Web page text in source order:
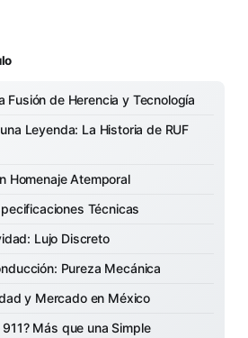
Fusión de Herencia y Tecnología
Leyenda: La Historia de RUF
Homenaje Atemporal
Técnicas
Lujo Discreto
Pureza Mecánica
y Mercado en México
Más que una Simple